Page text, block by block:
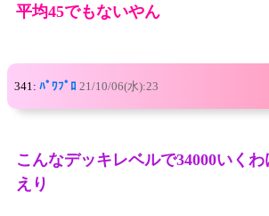
平均45でもないやん
341: ﾊﾟﾜﾌﾟﾛ 21/10/06(水):23
こんなデッキレベルで34000いく
えり